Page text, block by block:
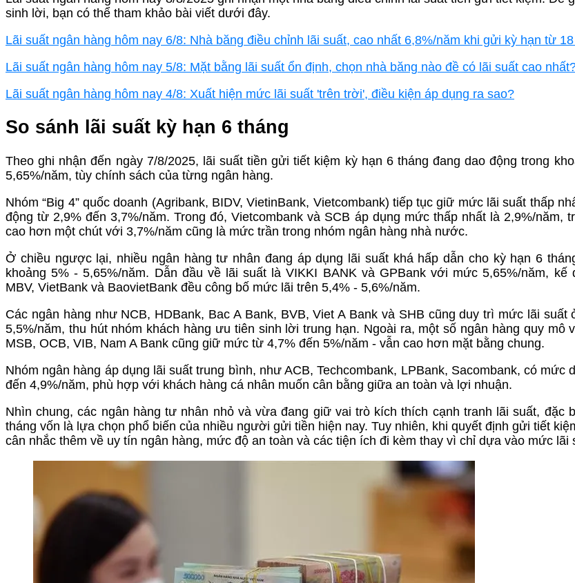
sinh lời, bạn có thể tham khảo bài viết dưới đây.
Lãi suất ngân hàng hôm nay 6/8: Nhà băng điều chỉnh lãi suất, cao nhất 6,8%/năm khi gửi kỳ hạn từ
Lãi suất ngân hàng hôm nay 5/8: Mặt bằng lãi suất ổn định, chọn nhà băng nào đề có lãi suất cao
Lãi suất ngân hàng hôm nay 4/8: Xuất hiện mức lãi suất 'trên trời', điều kiện áp dụng ra sao?
So sánh lãi suất kỳ hạn 6 tháng
Theo ghi nhận đến ngày 7/8/2025, lãi suất tiền gửi tiết kiệm kỳ hạn 6 tháng đang dao động trong
5,65%/năm, tùy chính sách của từng ngân hàng.
Nhóm “Big 4” quốc doanh (Agribank, BIDV, VietinBank, Vietcombank) tiếp tục giữ mức lãi suất thấp
động từ 2,9% đến 3,7%/năm. Trong đó, Vietcombank và SCB áp dụng mức thấp nhất là 2,9%/năm,
cao hơn một chút với 3,7%/năm cũng là mức trần trong nhóm ngân hàng nhà nước.
Ở chiều ngược lại, nhiều ngân hàng tư nhân đang áp dụng lãi suất khá hấp dẫn cho kỳ hạn 6
khoảng 5% - 5,65%/năm. Dẫn đầu về lãi suất là VIKKI BANK và GPBank với mức 5,65%/năm, kế
MBV, VietBank và BaovietBank đều công bố mức lãi trên 5,4% - 5,6%/năm.
Các ngân hàng như NCB, HDBank, Bac A Bank, BVB, Viet A Bank và SHB cũng duy trì mức lãi
5,5%/năm, thu hút nhóm khách hàng ưu tiên sinh lời trung hạn. Ngoài ra, một số ngân hàng quy mô
MSB, OCB, VIB, Nam A Bank cũng giữ mức từ 4,7% đến 5%/năm - vẫn cao hơn mặt bằng chung.
Nhóm ngân hàng áp dụng lãi suất trung bình, như ACB, Techcombank, LPBank, Sacombank, có mức
đến 4,9%/năm, phù hợp với khách hàng cá nhân muốn cân bằng giữa an toàn và lợi nhuận.
Nhìn chung, các ngân hàng tư nhân nhỏ và vừa đang giữ vai trò kích thích cạnh tranh lãi suất, đặc
tháng vốn là lựa chọn phổ biến của nhiều người gửi tiền hiện nay. Tuy nhiên, khi quyết định gửi tiết
cân nhắc thêm về uy tín ngân hàng, mức độ an toàn và các tiện ích đi kèm thay vì chỉ dựa vào mức lãi